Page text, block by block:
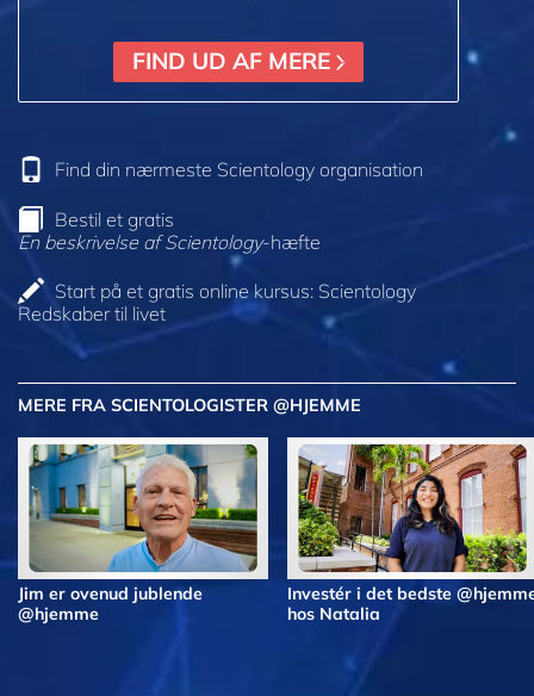
FIND UD AF MERE
Find din nærmeste Scientology organisation
Bestil et gratis
En beskrivelse af Scientology-hæfte
Start på et gratis online kursus: Scientology
Redskaber til livet
MERE FRA SCIENTOLOGISTER @HJEMME
Jim er ovenud jublende
@hjemme
Investér i det bedste
hos Natalia